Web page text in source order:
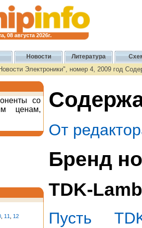
08 августа 2026г.
Новости Литература
Электроники", номер 4, 2009 год
со
ценам,
11
12
От
Бренд
TDK-
Пусть